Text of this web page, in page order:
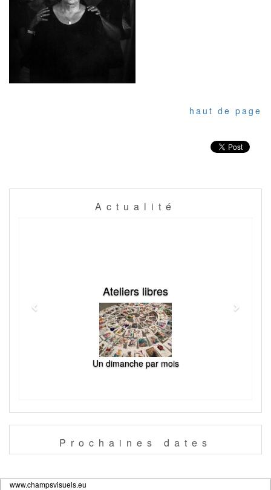
haut de page
Actualité
Ateliers libres
Un dimanche par mois
Prochaines dates
www.champsvisuels.eu